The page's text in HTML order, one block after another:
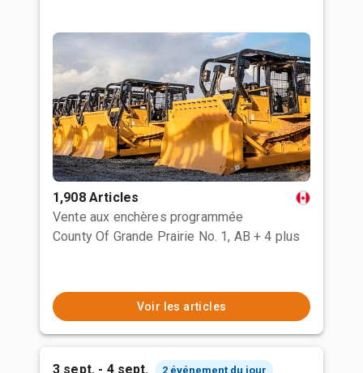
1,908 Articles
Vente aux enchères programmée
County Of Grande Prairie No. 1, AB + 4 plus
Voir les articles
3 sept. - 4 sept. 2 événement du jour